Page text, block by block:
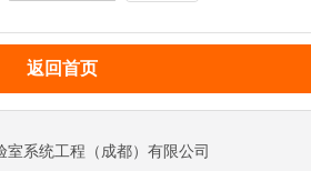
返回首页
室系统工程（成都）有限公司